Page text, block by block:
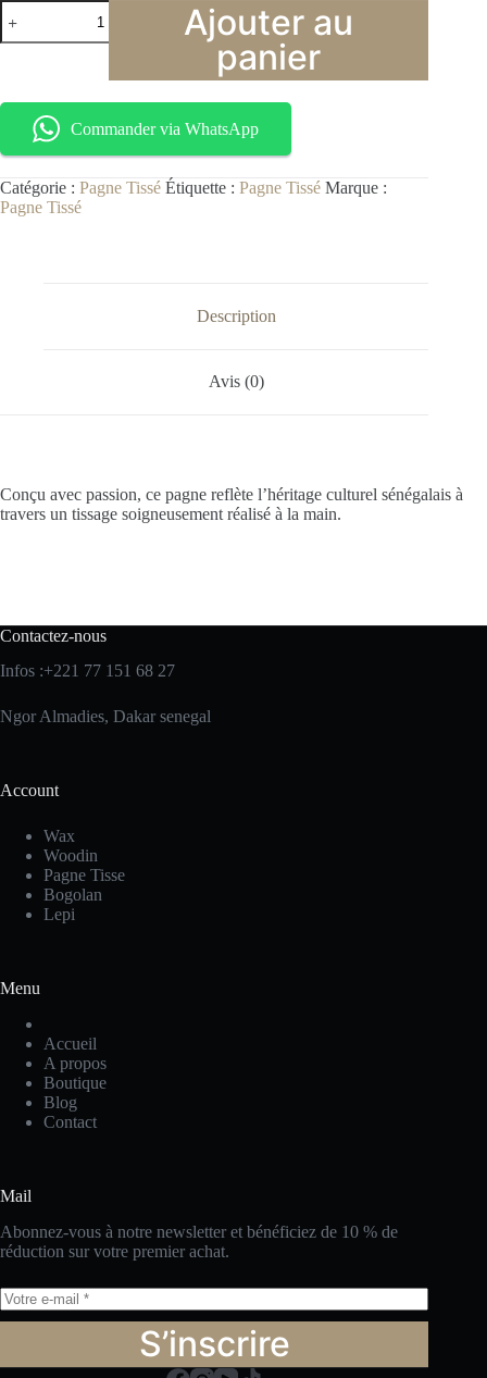
Ajouter au
panier
Commander via WhatsApp
Catégorie : Pagne Tissé Étiquette : Pagne Tissé Marque :
Pagne Tissé
Description
Avis (0)
Conçu avec passion, ce pagne reflète l’héritage culturel sénégalais à
travers un tissage soigneusement réalisé à la main.
Contactez-nous
Infos :+221 77 151 68 27
Ngor Almadies, Dakar senegal
Account
Wax
Woodin
Pagne Tisse
Bogolan
Lepi
Menu
Accueil
A propos
Boutique
Blog
Contact
Mail
Abonnez-vous à notre newsletter et bénéficiez de 10 % de
réduction sur votre premier achat.
S’inscrire